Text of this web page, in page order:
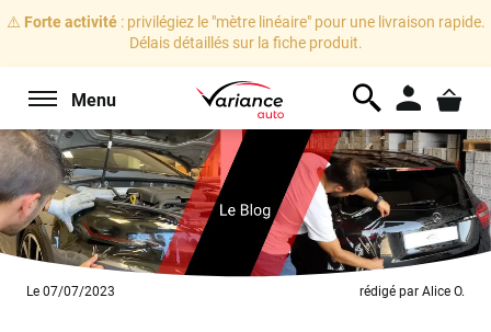
⚠️ Forte activité: privilégiez le "mètre linéaire" pour une livraison rapide.
Délais détaillés sur la fiche produit.
Menu
Le 07/07/2023 rédigé par Alice O.